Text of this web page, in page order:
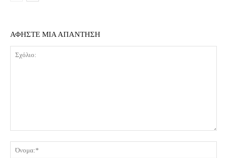
ΑΦΗΣΤΕ ΜΙΑ ΑΠΑΝΤΗΣΗ